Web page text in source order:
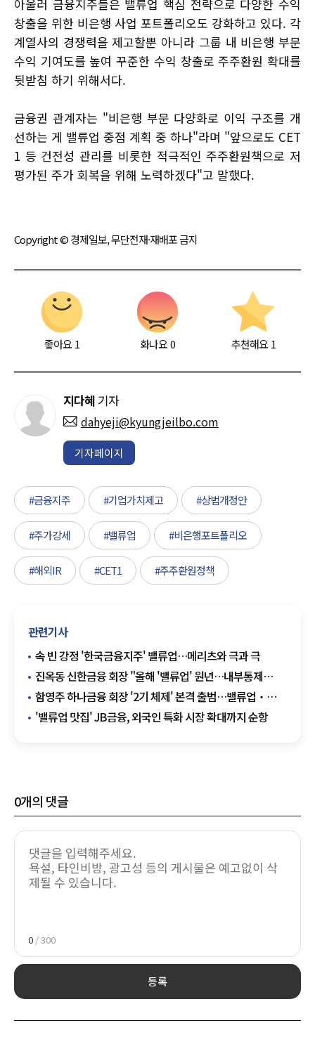
아울러 금융지주들은 밸류업 핵심 전략으로 다양한 수익
창출을 위한 비은행 사업 포트폴리오도 강화하고 있다. 각
계열사의 경쟁력을 제고할뿐 아니라 그룹 내 비은행 부문
수익 기여도를 높여 꾸준한 수익 창출로 주주환원 확대를
뒷받침 하기 위해서다.
금융권 관계자는 "비은행 부문 다양화로 이익 구조를 개
선하는 게 밸류업 중점 계획 중 하나"라며 "앞으로도 CET
1 등 건전성 관리를 비롯한 적극적인 주주환원책으로 저
평가된 주가 회복을 위해 노력하겠다"고 말했다.
Copyright © 경제일보, 무단전재·재배포 금지
좋아요 1 화나요0 추천해요 1
지다혜 기자
dahyeji@kyungjeilbo.com
기자페이지
#금융지주 #기업가치제고 #상법개정안
#주가강세 #밸류업 #비은행포트폴리오
#해외IR #CET1 #주주환원정책
관련기사
속 빈 강정 '한국금융지주' 밸류업…메리츠와 극과 극
진옥동 신한금융 회장 "올해 '밸류업' 원년…내부통제
확고히 정착"
함영주 하나금융 회장 '2기 체제' 본격 출범…밸류업‧
비은행 부문 강화
'밸류업 맛집' JB금융, 외국인 특화 시장 확대까지 순항
0개의 댓글
0 / 300
등록